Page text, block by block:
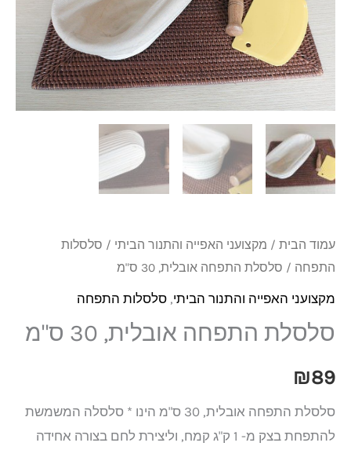
עמוד הבית / מקצועני האפייה והתנור הביתי / סלסלות
התפחה / סלסלת התפחה אובלית, 30 ס"מ
מקצועני האפייה והתנור הביתי, סלסלות התפחה
סלסלת התפחה אובלית, 30 ס"מ
₪89
סלסלת התפחה אובלית, 30 ס"מ הינו * סלסלה המשמשת
להתפחת בצק מ- 1 ק"ג קמח, וליצירת לחם בצורה אחידה